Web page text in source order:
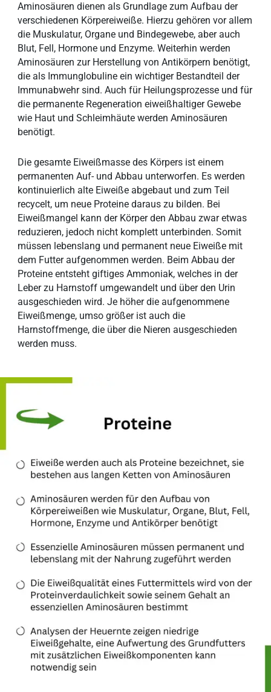
Aminosäuren dienen als Grundlage zum Aufbau der
verschiedenen Körpereiweiße. Hierzu gehören vor allem
die Muskulatur, Organe und Bindegewebe, aber auch
Blut, Fell, Hormone und Enzyme. Weiterhin werden
Aminosäuren zur Herstellung von Antikörpern benötigt,
die als Immunglobuline ein wichtiger Bestandteil der
Immunabwehr sind. Auch für Heilungsprozesse und für
die permanente Regeneration eiweißhaltiger Gewebe
wie Haut und Schleimhäute werden Aminosäuren
benötigt.
Die gesamte Eiweißmasse des Körpers ist einem
permanenten Auf- und Abbau unterworfen. Es werden
kontinuierlich alte Eiweiße abgebaut und zum Teil
recycelt, um neue Proteine daraus zu bilden. Bei
Eiweißmangel kann der Körper den Abbau zwar etwas
reduzieren, jedoch nicht komplett unterbinden. Somit
müssen lebenslang und permanent neue Eiweiße mit
dem Futter aufgenommen werden. Beim Abbau der
Proteine entsteht giftiges Ammoniak, welches in der
Leber zu Harnstoff umgewandelt und über den Urin
ausgeschieden wird. Je höher die aufgenommene
Eiweißmenge, umso größer ist auch die
Harnstoffmenge, die über die Nieren ausgeschieden
werden muss.